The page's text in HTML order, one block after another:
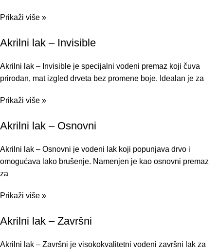
Prikaži više »
Akrilni lak – Invisible
Akrilni lak – Invisible je specijalni vodeni premaz koji čuva
prirodan, mat izgled drveta bez promene boje. Idealan je za
Prikaži više »
Akrilni lak – Osnovni
Akrilni lak – Osnovni je vodeni lak koji popunjava drvo i
omogućava lako brušenje. Namenjen je kao osnovni premaz
za
Prikaži više »
Akrilni lak – Završni
Akrilni lak – Završni je visokokvalitetni vodeni završni lak za